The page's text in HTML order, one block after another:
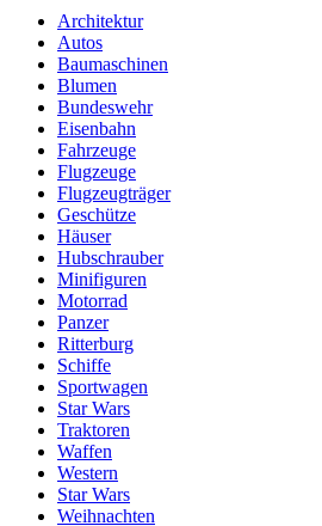
Architektur
Autos
Baumaschinen
Blumen
Bundeswehr
Eisenbahn
Fahrzeuge
Flugzeuge
Flugzeugträger
Geschütze
Häuser
Hubschrauber
Minifiguren
Motorrad
Panzer
Ritterburg
Schiffe
Sportwagen
Star Wars
Traktoren
Waffen
Western
Star Wars
Weihnachten